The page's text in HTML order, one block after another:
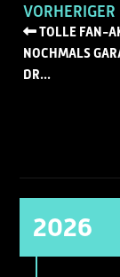
TOLLE FAN-
NOCHMALS
DR...
2026